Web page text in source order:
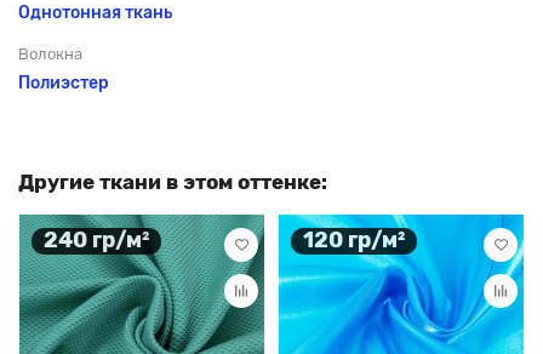
Однотонная ткань
Волокна
Полиэстер
Другие ткани в этом оттенке:
240 гр/м² 120 гр/м²